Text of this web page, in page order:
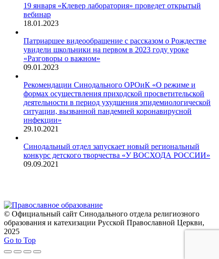
19 января «Клевер лаборатория» проведет открытый
вебинар
18.01.2023
Патриаршее видеообращение с рассказом о Рождестве
увидели школьники на первом в 2023 году уроке
«Разговоры о важном»
09.01.2023
Рекомендации Синодального ОРОиК «О режиме и
формах осуществления приходской просветительской
деятельности в период ухудшения эпидемиологической
ситуации, вызванной пандемией коронавирусной
инфекции»
29.10.2021
Синодальный отдел запускает новый региональный
конкурс детского творчества «У ВОСХОДА РОССИИ»
09.09.2021
© Официальный сайт Синодального отдела религиозного
образования и катехизации Русской Православной Церкви,
2025
Go to Top